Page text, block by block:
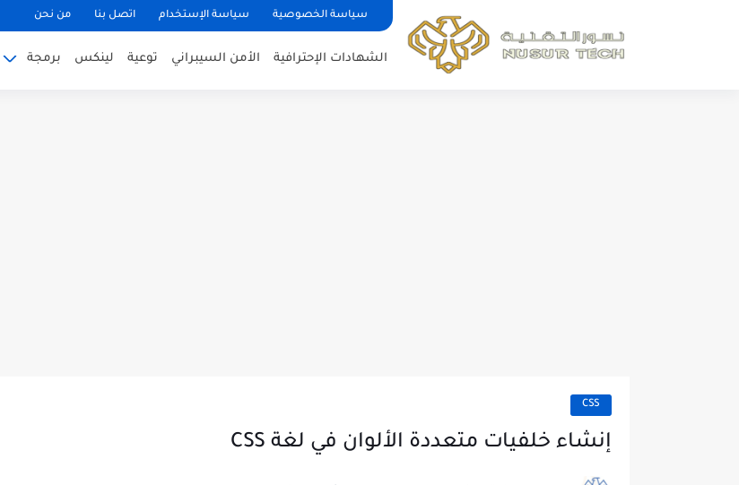
سياسة الخصوصية سياسة الإستخدام اتصل بنا من نحن
الشهادات الإحترافية الأمن السيبراني توعية لينكس برمجة
CSS
إنشاء خلفيات متعددة الألوان في لغة CSS